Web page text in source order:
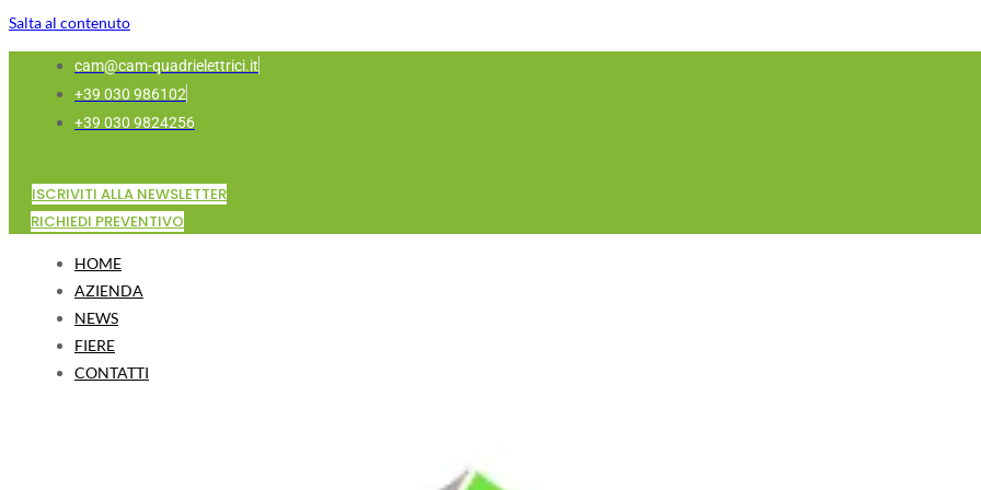
Salta al contenuto
cam@cam-quadrielettrici.it
+39 030 986102
+39 030 9824256
ISCRIVITI ALLA NEWSLETTER
RICHIEDI PREVENTIVO
HOME
AZIENDA
NEWS
FIERE
CONTATTI